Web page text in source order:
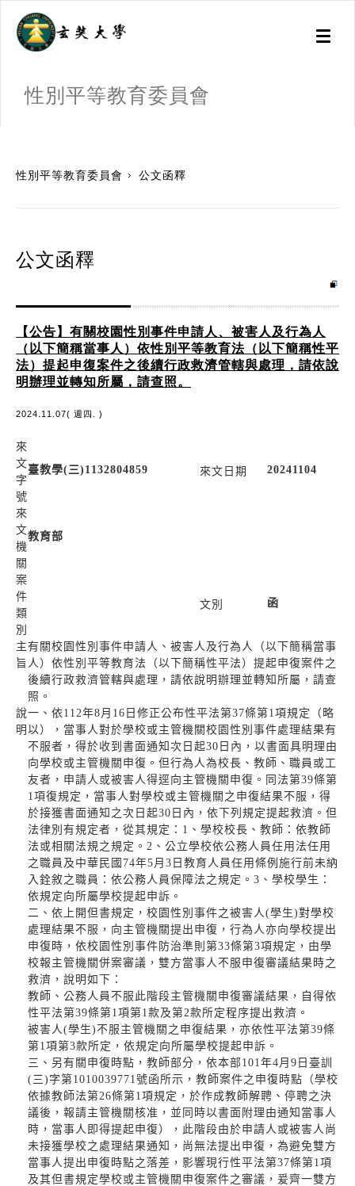
Toggle
性別平等教育委員會
性別平等教育委員會 公文函釋
公文函釋
【公告】有關校園性別事件申請人、被害人及行為人
（以下簡稱當事人）依性別平等教育法（以下簡稱性平
法）提起申復案件之後續行政救濟管轄與處理，請依說
明辦理並轉知所屬，請查照。
2024.11.07( 週四. )
來
文
字
號
臺教學(三)1132804859 來文日期 20241104
來
文
機
關
教育部
案
件
類
別
文別 函
主
旨
有關校園性別事件申請人、被害人及行為人（以下簡稱當事
人）依性別平等教育法（以下簡稱性平法）提起申復案件之
後續行政救濟管轄與處理，請依說明辦理並轉知所屬，請查
照。
說
明
一、依112年8月16日修正公布性平法第37條第1項規定（略
以），當事人對於學校或主管機關校園性別事件處理結果有
不服者，得於收到書面通知次日起30日內，以書面具明理由
向學校或主管機關申復。但行為人為校長、教師、職員或工
友者，申請人或被害人得逕向主管機關申復。同法第39條第
1項復規定，當事人對學校或主管機關之申復結果不服，得
於接獲書面通知之次日起30日內，依下列規定提起救濟。但
法律別有規定者，從其規定：1、學校校長、教師：依教師
法或相關法規之規定。2、公立學校依公務人員任用法任用
之職員及中華民國74年5月3日教育人員任用條例施行前未納
入銓敘之職員：依公務人員保障法之規定。3、學校學生：
依規定向所屬學校提起申訴。
二、依上開但書規定，校園性別事件之被害人(學生)對學校
處理結果不服，向主管機關提出申復，行為人亦向學校提出
申復時，依校園性別事件防治準則第33條第3項規定，由學
校報主管機關併案審議，雙方當事人不服申復審議結果時之
救濟，說明如下：
教師、公務人員不服此階段主管機關申復審議結果，自得依
性平法第39條第1項第1款及第2款所定程序提出救濟。
被害人(學生)不服主管機關之申復結果，亦依性平法第39條
第1項第3款所定，依規定向所屬學校提起申訴。
三、另有關申復時點，教師部分，依本部101年4月9日臺訓
(三)字第1010039771號函所示，教師案件之申復時點（學校
依據教師法第26條第1項規定，於作成教師解聘、停聘之決
議後，報請主管機關核准，並同時以書面附理由通知當事人
時，當事人即得提起申復），此階段由於申請人或被害人尚
未接獲學校之處理結果通知，尚無法提出申復，為避免雙方
當事人提出申復時點之落差，影響現行性平法第37條第1項
及其但書規定學校或主管機關申復案件之審議，爰齊一雙方